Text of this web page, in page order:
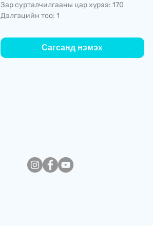
Зар сурталчилгааны цар хүрээ: 170
Дэлгэцийн тоо: 1
Сагсанд нэмэх